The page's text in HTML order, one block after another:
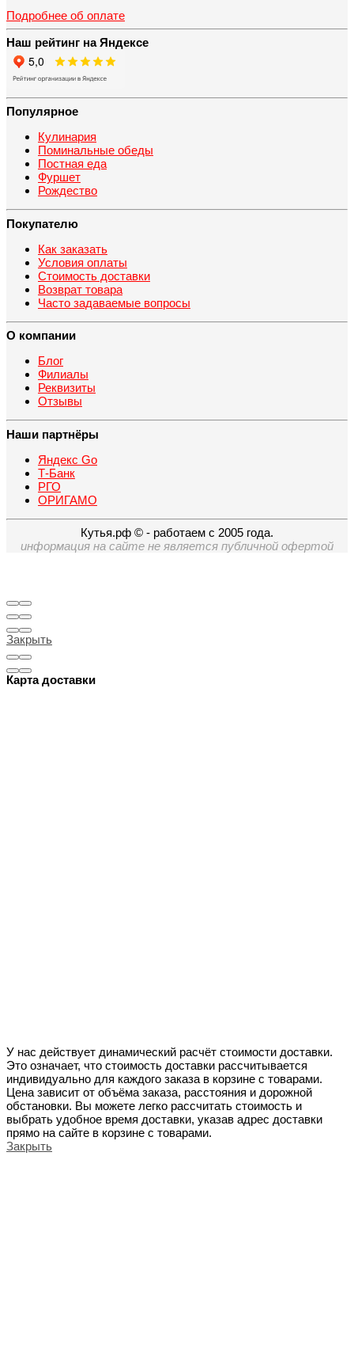
Подробнее об оплате
Наш рейтинг на Яндексе
Популярное
Кулинария
Поминальные обеды
Постная еда
Фуршет
Рождество
Покупателю
Как заказать
Условия оплаты
Стоимость доставки
Возврат товара
Часто задаваемые вопросы
О компании
Блог
Филиалы
Реквизиты
Отзывы
Наши партнёры
Яндекс Go
Т-Банк
РГО
ОРИГАМО
Кутья.рф © - работаем с 2005 года.
информация на сайте не является публичной офертой
Закрыть
Карта доставки
У нас действует динамический расчёт стоимости доставки.
Это означает, что стоимость доставки рассчитывается
индивидуально для каждого заказа в корзине с товарами.
Цена зависит от объёма заказа, расстояния и дорожной
обстановки. Вы можете легко рассчитать стоимость и
выбрать удобное время доставки, указав адрес доставки
прямо на сайте в корзине с товарами.
Закрыть